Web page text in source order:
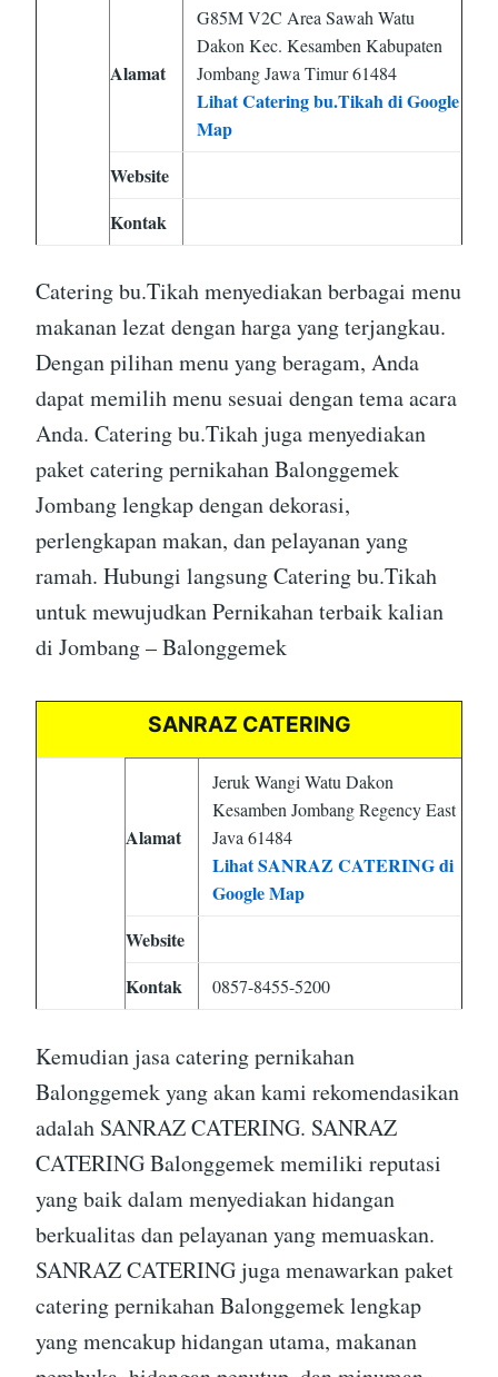
Alamat
G85M V2C Area Sawah Watu
Dakon Kec. Kesamben Kabupaten
Jombang Jawa Timur 61484
Lihat Catering bu.Tikah di Google
Map
Website
Kontak
Catering bu.Tikah menyediakan berbagai menu
makanan lezat dengan harga yang terjangkau.
Dengan pilihan menu yang beragam, Anda
dapat memilih menu sesuai dengan tema acara
Anda. Catering bu.Tikah juga menyediakan
paket catering pernikahan Balonggemek
Jombang lengkap dengan dekorasi,
perlengkapan makan, dan pelayanan yang
ramah. Hubungi langsung Catering bu.Tikah
untuk mewujudkan Pernikahan terbaik kalian
di Jombang – Balonggemek
SANRAZ CATERING
Alamat
Jeruk Wangi Watu Dakon
Kesamben Jombang Regency East
Java 61484
Lihat SANRAZ CATERING di
Google Map
Website
Kontak
0857-8455-5200
Kemudian jasa catering pernikahan
Balonggemek yang akan kami rekomendasikan
adalah SANRAZ CATERING. SANRAZ
CATERING Balonggemek memiliki reputasi
yang baik dalam menyediakan hidangan
berkualitas dan pelayanan yang memuaskan.
SANRAZ CATERING juga menawarkan paket
catering pernikahan Balonggemek lengkap
yang mencakup hidangan utama, makanan